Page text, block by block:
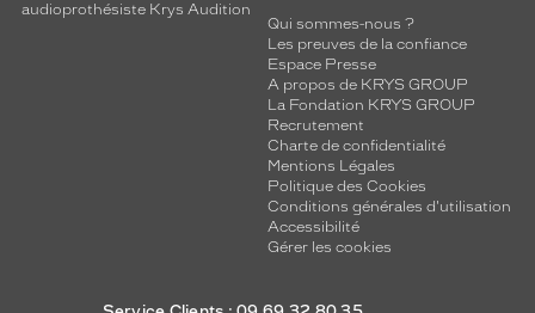
audioprothésiste Krys Audition
Qui sommes-nous ?
Les preuves de la confiance
Espace Presse
A propos de KRYS GROUP
La Fondation KRYS GROUP
Recrutement
Charte de confidentialité
Mentions Légales
Politique des Cookies
Conditions générales d'utilisation
Accessibilité
Gérer les cookies